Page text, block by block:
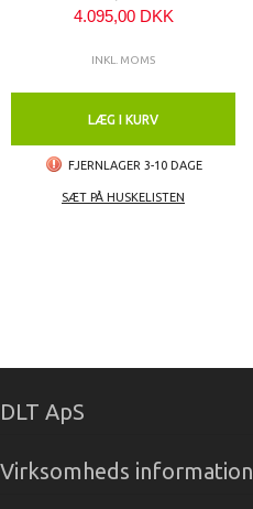
4.095,00 DKK
INKL. MOMS
LÆG I KURV
FJERNLAGER 3-10 DAGE
SÆT PÅ HUSKELISTEN
DLT ApS
Virksomheds information